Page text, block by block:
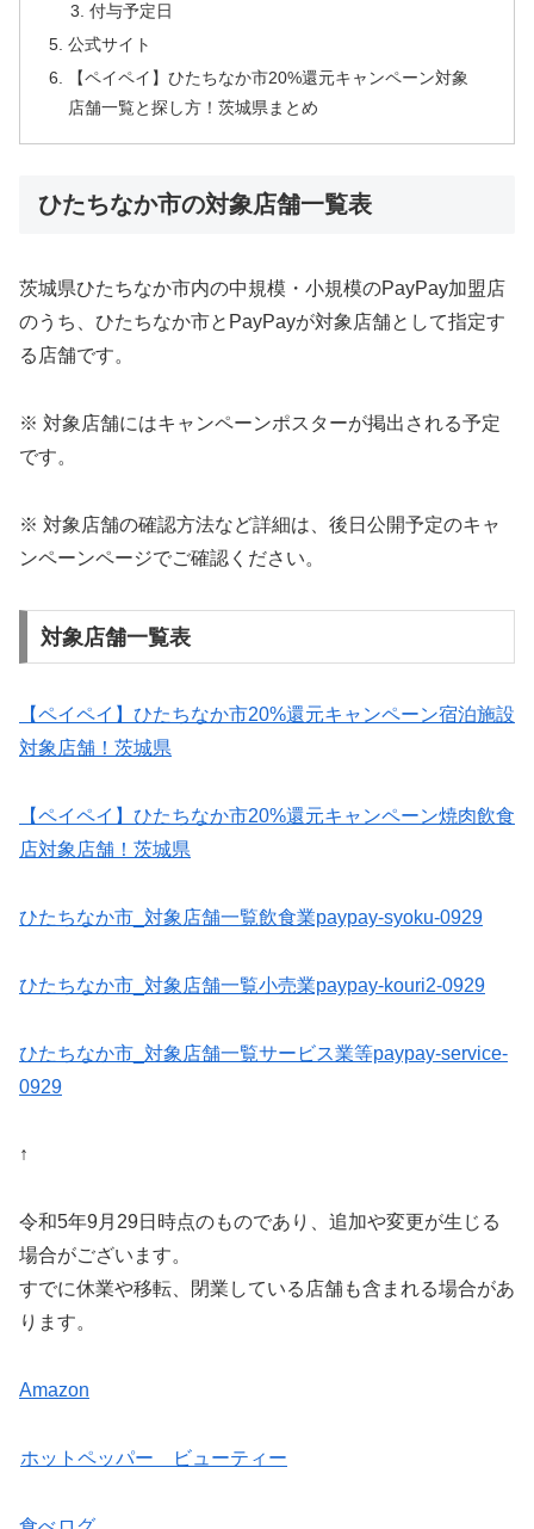
付与予定日
公式サイト
【ペイペイ】ひたちなか市20%還元キャンペーン対象
店舗一覧と探し方！茨城県まとめ
ひたちなか市の対象店舗一覧表
茨城県ひたちなか市内の中規模・小規模のPayPay加盟店
のうち、ひたちなか市とPayPayが対象店舗として指定す
る店舗です。
※ 対象店舗にはキャンペーンポスターが掲出される予定
です。
※ 対象店舗の確認方法など詳細は、後日公開予定のキャ
ンペーンページでご確認ください。
対象店舗一覧表
【ペイペイ】ひたちなか市20%還元キャンペーン宿泊施設
対象店舗！茨城県
【ペイペイ】ひたちなか市20%還元キャンペーン焼肉飲食
店対象店舗！茨城県
ひたちなか市_対象店舗一覧飲食業paypay-syoku-0929
ひたちなか市_対象店舗一覧小売業paypay-kouri2-0929
ひたちなか市_対象店舗一覧サービス業等paypay-service-
0929
↑
令和5年9月29日時点のものであり、追加や変更が生じる
場合がございます。
すでに休業や移転、閉業している店舗も含まれる場合があ
ります。
Amazon
ホットペッパー ビューティー